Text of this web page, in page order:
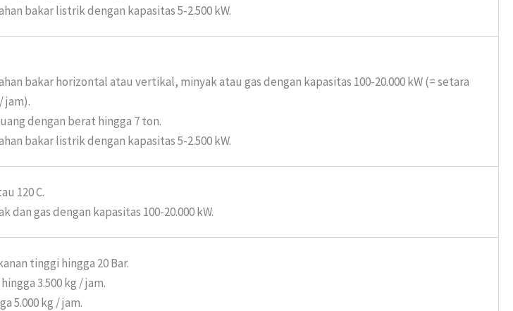
bakar listrik dengan kapasitas 5-2.500 kW.
bakar horizontal atau vertikal, minyak atau gas dengan kapasitas 100-20.000 kW (= setara
jam).
dengan berat hingga 7 ton.
bakar listrik dengan kapasitas 5-2.500 kW.
120 C.
dan gas dengan kapasitas 100-20.000 kW.
tinggi hingga 20 Bar.
3.500 kg / jam.
5.000 kg / jam.